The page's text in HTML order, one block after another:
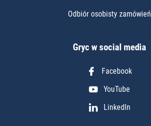
Odbiór osobisty zamówień
Gryc w social media
Facebook
YouTube
LinkedIn